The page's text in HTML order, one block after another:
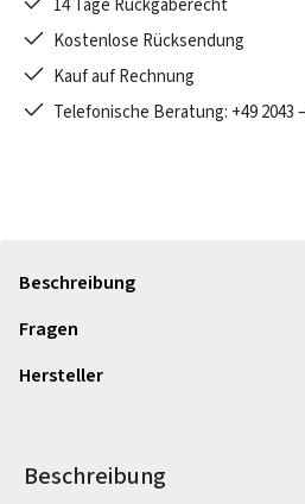
14 Tage Rückgaberecht
Kostenlose Rücksendung
Kauf auf Rechnung
Telefonische Beratung: +49 2043
Beschreibung
Fragen
Hersteller
Beschreibung